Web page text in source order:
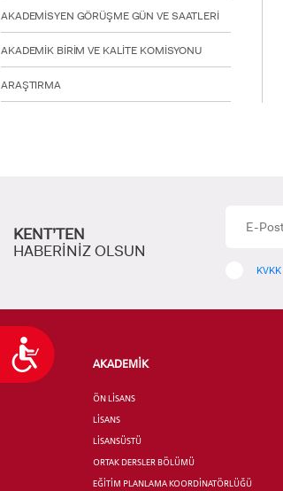
Ulaşılabilirlik
AKADEMİSYEN GÖRÜŞME GÜN VE SAATLERİ
AKADEMİK BİRİM VE KALİTE KOMİSYONU
ARAŞTIRMA
KENT’TEN
HABERİNİZ OLSUN
KVKK
AKADEMİK
ÖN LİSANS
LİSANS
LİSANSÜSTÜ
ORTAK DERSLER BÖLÜMÜ
EĞİTİM PLANLAMA KOORDİNATÖRLÜĞÜ